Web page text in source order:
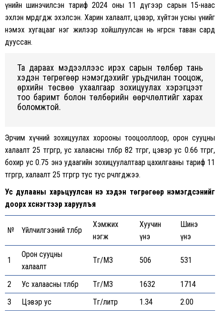
үнийн шинэчилсэн тариф 2024 оны 11 дүгээр сарын 15-наас
эхлэн мөрдөгдөж эхэлсэн. Харин халаалт, цэвэр, хүйтэн усны үнийг
нэмэх хугацааг нэг жилээр хойшлуулсан нь өнгөрсөн таван сард
дууссан.
Та дараах мэдээллээс ирэх сарын төлбөр тань
хэдэн төгрөгөөр нэмэгдэхийг урьдчилан тооцож,
өрхийн төсвөө ухаалгаар зохицуулах хэрэгцээт
тоо баримт болон төлбөрийн өөрчлөлтийг харах
боломжтой.
Эрчим хүчний зохицуулах хорооны тооцооллоор, орон сууцны
халаалт 25 төгрөгөөр, ус халаасны төлбөр 82 төгрөг, цэвэр ус 0.66 төгрөг,
бохир ус 0.75 энэ удаагийн зохицуулалтаар цахилгааны тариф 11
төгрөгөөр, халаалт 25 төгрөгөөр тус тус өөрчлөгджээ.
Ус дулааны харьцуулсан үнэ хэдэн төгрөгөөр нэмэгдсэнийг
доорх хүснэгтээр харуулъя
№ Үйлчилгээний төлбөр
Хэмжих
нэгж
Хуучин
үнэ
Шинэ
үнэ
1
Орон сууцны
халаалт
Төг/М3 506 531
2 Ус халаасны төлбөр Төг/М3 1632
1714
3
Цэвэр ус Төг/литр 1.34
2.00